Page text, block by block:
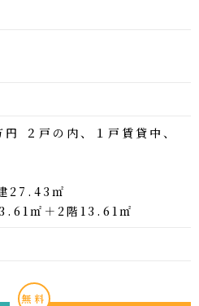
円 ２戸の内、１戸賃貸中、
27.43㎡
㎡＋2階13.61㎡
無料